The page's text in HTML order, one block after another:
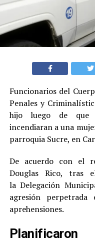
Funcionarios del
Penales y
hijo luego de que
incendiaran a una
parroquia Sucre, en
De acuerdo con el
Douglas Rico, tras
la Delegación
agresión
aprehensiones.